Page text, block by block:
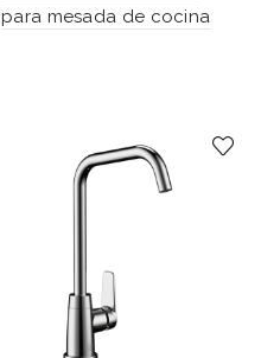
para mesada de cocina